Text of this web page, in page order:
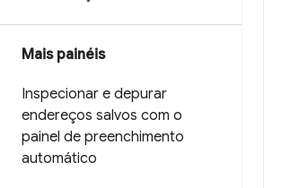
Mais painéis
Inspecionar e depurar
endereços salvos com o
painel de preenchimento
automático